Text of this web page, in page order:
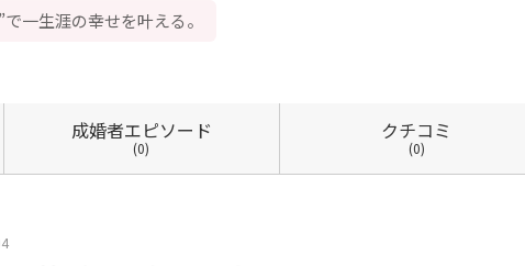
一生涯の幸せを叶える。
成婚者エピソード
(0)
クチコミ
(0)